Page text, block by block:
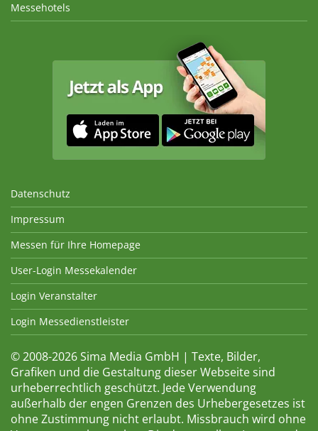
Messehotels
Datenschutz
Impressum
Messen für Ihre Homepage
User-Login Messekalender
Login Veranstalter
Login Messedienstleister
© 2008-2026 Sima Media GmbH | Texte, Bilder,
Grafiken und die Gestaltung dieser Webseite sind
urheberrechtlich geschützt. Jede Verwendung
außerhalb der engen Grenzen des Urhebergesetzes ist
ohne Zustimmung nicht erlaubt. Missbrauch wird ohne